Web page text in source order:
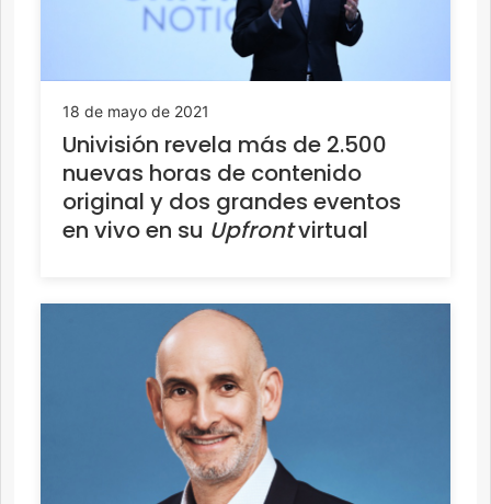
18 de mayo de 2021
Univisión revela más de 2.500
nuevas horas de contenido
original y dos grandes eventos
en vivo en su Upfrontvirtual